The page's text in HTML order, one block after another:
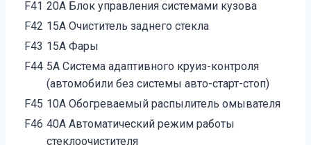
F41 20А Блок управления системами кузова
F42 15А Очиститель заднего стекла
F43 15А Фары
F44 5А Система адаптивного круиз-контроля
(автомобили без системы авто-старт-стоп)
F45 10А Обогреваемый распылитель омывателя
F46 40А Автоматический режим работы
стеклоочистителя